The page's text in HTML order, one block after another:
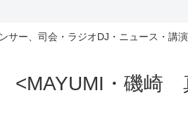
サー、司会・ラジオDJ・ニュース・講演
<MAYUMI・磯崎